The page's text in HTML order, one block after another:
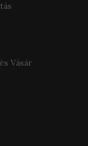
Vásár